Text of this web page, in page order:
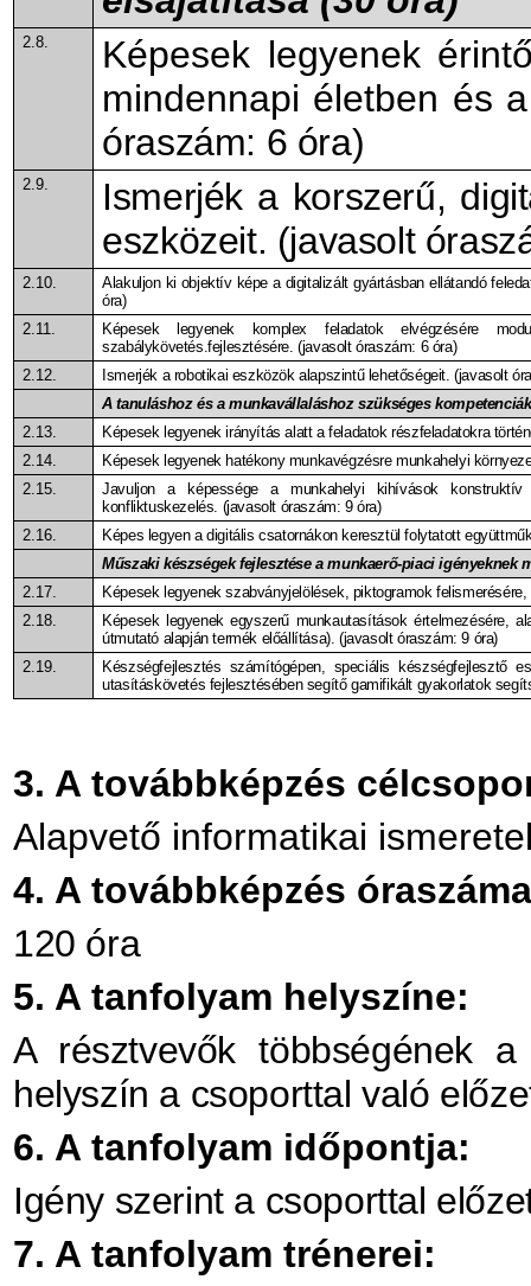
2.8.
Képesek legyenek
mindennapi életben és
óraszám: 6 óra)
2.9.
Ismerjék a korszerű,
eszközeit. (javasolt
2.10.
Alakuljon ki objektív képe a digitalizált gyártásban ellátandó
óra)
2.11.
Képesek legyenek komplex feladatok elvégzésére
szabálykövetés.fejlesztésére. (javasolt óraszám: 6 óra)
2.12.
Ismerjék a robotikai eszközök alapszintű lehetőségeit. (javasolt
A tanuláshoz és a munkavállaláshoz szükséges
2.13.
Képesek legyenek irányítás alatt a feladatok részfeladatokra
2.14.
Képesek legyenek hatékony munkavégzésre munkahelyi
2.15.
Javuljon a képessége a munkahelyi kihívások konstruktív
konfliktuskezelés. (javasolt óraszám: 9 óra)
2.16.
Képes legyen a digitális csatornákon keresztül folytatott
Műszaki készségek fejlesztése a munkaerő-piaci igényeknek
2.17.
Képesek legyenek szabványjelölések, piktogramok
2.18.
Képesek legyenek egyszerű munkautasítások értelmezésére,
útmutató alapján termék előállítása). (javasolt óraszám: 9 óra)
2.19.
Készségfejlesztés számítógépen, speciális készségfejlesztő
utasításkövetés fejlesztésében segítő gamifikált gyakorlatok
3. A továbbképzés
Alapvető informatikai
4. A továbbképzés
120 óra
5. A tanfolyam helyszíne:
A résztvevők többségének
helyszín a csoporttal való
6. A tanfolyam időpontja:
Igény szerint a csoporttal
7. A tanfolyam trénerei: